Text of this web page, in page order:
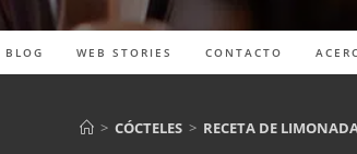
BLOG WEB STORIES CONTACTO
> CÓCTELES > RECETA DE